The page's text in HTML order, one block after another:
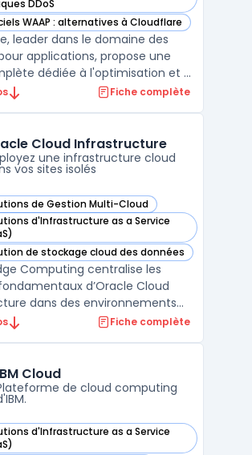
DDoS
WAAP : alternatives à Cloudflare
Application Services dans cette catégorie
leader dans le domaine des
applications, propose une
dédiée à l'optimisation et à
des applications Internet. Ces
Argo Smart Routing, par
exemple, ...
Fiche complète
Cloud Infrastructure
une infrastructure cloud
vos sites isolés
de Gestion Multi-Cloud
Cloud Infrastructure dans cette catégorie
d'Infrastructure as a Service
Cloud Infrastructure dans cette catégorie
de stockage cloud des données
Cloud Infrastructure dans cette catégorie
Computing centralise les
d’Oracle Cloud
dans des environnements
sur site ou isolés. Les entreprises
disposent d'une solution pour
...
Fiche complète
Cloud
de cloud computing
d'Infrastructure as a Service
Cloud dans cette catégorie